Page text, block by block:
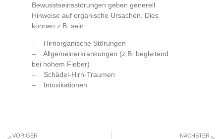
Bewusstseinsstörungen geben generell
Hinweise auf organische Ursachen. Dies
können z.B. sein:
– Hirnorganische Störungen
– Allgemeinerkrankungen (z.B. begleitend
bei hohem Fieber)
– Schädel-Hirn-Traumen
– Intoxikationen
VORIGER NÄCHSTER